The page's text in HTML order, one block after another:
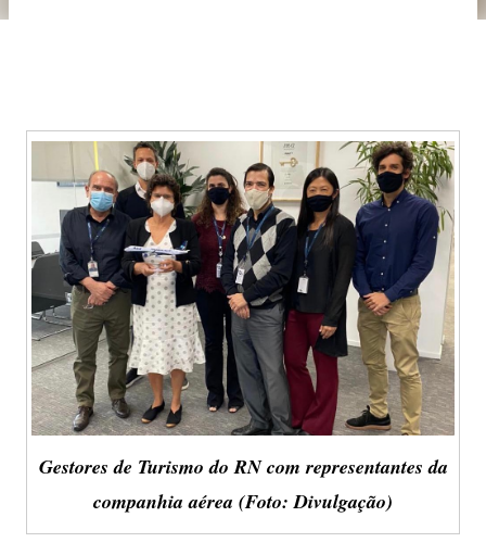
Gestores de Turismo do RN com representantes da
companhia aérea (Foto: Divulgação)